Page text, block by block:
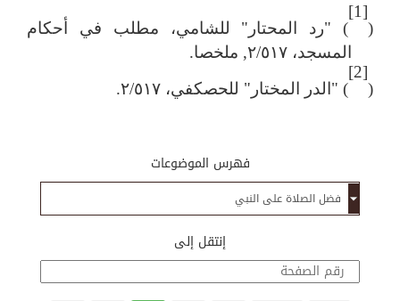
(
[1]
) "رد المحتار" للشامي، مطلب في أحكام
المسجد، ٢/٥١٧, ملخصا.
(
[2]
) "الدر المختار" للحصكفي، ٢/٥١٧.
فهرس الموضوعات
إنتقل إلى